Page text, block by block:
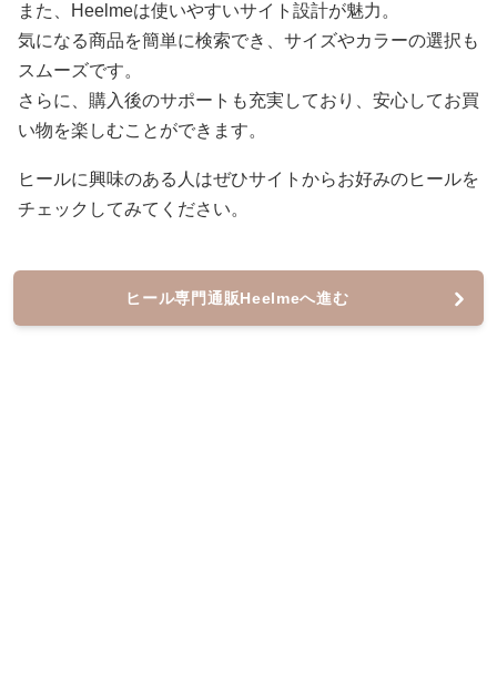
また、Heelmeは使いやすいサイト設計が魅力。
気になる商品を簡単に検索でき、サイズやカラーの選択も
スムーズです。
さらに、購入後のサポートも充実しており、安心してお買
い物を楽しむことができます。
ヒールに興味のある人はぜひサイトからお好みのヒールを
チェックしてみてください。
ヒール専門通販Heelmeへ進む